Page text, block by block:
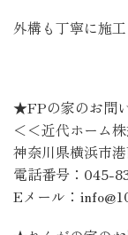
外構も丁寧に施工
★FPの家のお問
＜＜近代ホーム
神奈川県横浜市
電話番号：045-
Eメール：